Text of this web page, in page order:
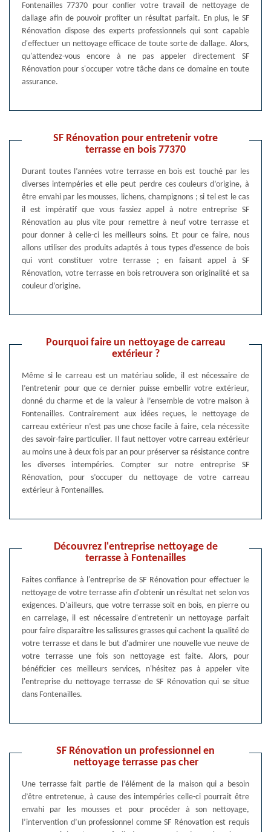
Fontenailles 77370 pour confier votre travail de nettoyage de
dallage afin de pouvoir profiter un résultat parfait. En plus, le SF
Rénovation dispose des experts professionnels qui sont capable
d'effectuer un nettoyage efficace de toute sorte de dallage. Alors,
qu'attendez-vous encore à ne pas appeler directement SF
Rénovation pour s'occuper votre tâche dans ce domaine en toute
assurance.
SF Rénovation pour entretenir votre
terrasse en bois 77370
Durant toutes l’années votre terrasse en bois est touché par les
diverses intempéries et elle peut perdre ces couleurs d’origine, à
être envahi par les mousses, lichens, champignons ; si tel est le cas
il est impératif que vous fassiez appel à notre entreprise SF
Rénovation au plus vite pour remettre à neuf votre terrasse et
pour donner à celle-ci les meilleurs soins. Et pour ce faire, nous
allons utiliser des produits adaptés à tous types d’essence de bois
qui vont constituer votre terrasse ; en faisant appel à SF
Rénovation, votre terrasse en bois retrouvera son originalité et sa
couleur d’origine.
Pourquoi faire un nettoyage de carreau
extérieur ?
Même si le carreau est un matériau solide, il est nécessaire de
l’entretenir pour que ce dernier puisse embellir votre extérieur,
donné du charme et de la valeur à l’ensemble de votre maison à
Fontenailles. Contrairement aux idées reçues, le nettoyage de
carreau extérieur n’est pas une chose facile à faire, cela nécessite
des savoir-faire particulier. Il faut nettoyer votre carreau extérieur
au moins une à deux fois par an pour préserver sa résistance contre
les diverses intempéries. Compter sur notre entreprise SF
Rénovation, pour s’occuper du nettoyage de votre carreau
extérieur à Fontenailles.
Découvrez l'entreprise nettoyage de
terrasse à Fontenailles
Faites confiance à l'entreprise de SF Rénovation pour effectuer le
nettoyage de votre terrasse afin d'obtenir un résultat net selon vos
exigences. D'ailleurs, que votre terrasse soit en bois, en pierre ou
en carrelage, il est nécessaire d'entretenir un nettoyage parfait
pour faire disparaître les salissures grasses qui cachent la qualité de
votre terrasse et dans le but d'admirer une nouvelle vue neuve de
votre terrasse une fois son nettoyage est faite. Alors, pour
bénéficier ces meilleurs services, n'hésitez pas à appeler vite
l'entreprise du nettoyage terrasse de SF Rénovation qui se situe
dans Fontenailles.
SF Rénovation un professionnel en
nettoyage terrasse pas cher
Une terrasse fait partie de l’élément de la maison qui a besoin
d’être entretenue, à cause des intempéries celle-ci pourrait être
envahi par les mousses et pour procéder à son nettoyage,
l’intervention d’un professionnel comme SF Rénovation est requis